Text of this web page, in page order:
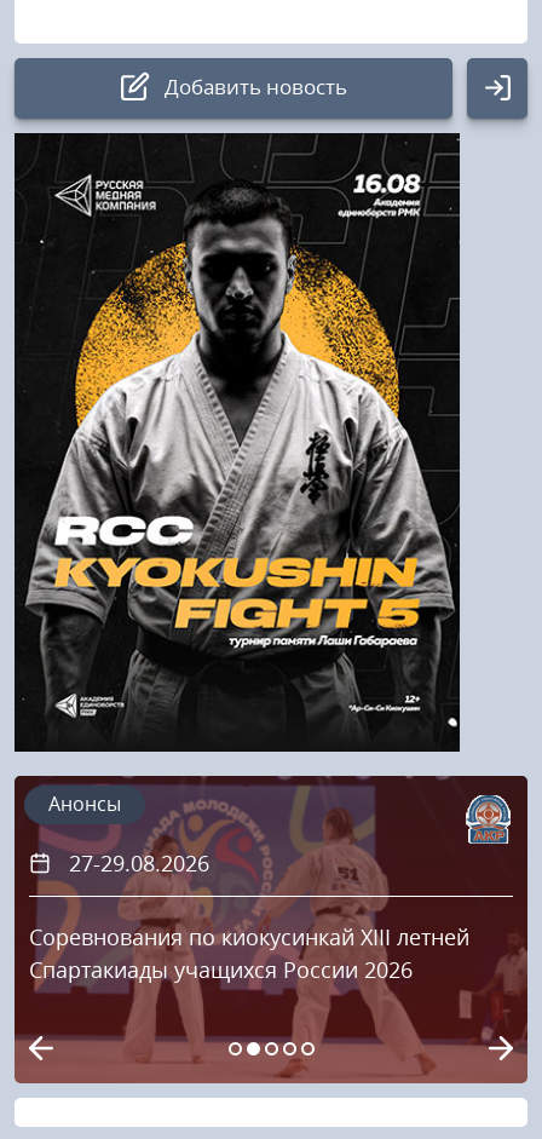
Добавить новость
Авторизация
Логин:
Пароль
Войти
Напомнить пароль
Регистрация
27-29.08.2026
Соревнования по киокусинкай XIII летней
Спартакиады учащихся России 2026
Анонсы